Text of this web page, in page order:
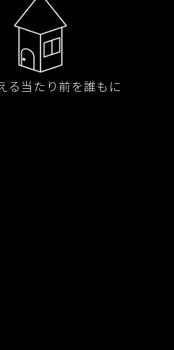
る当たり前を誰もに